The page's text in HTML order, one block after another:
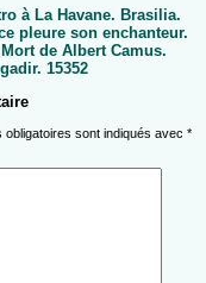
à La Havane. Brasilia.
pleure son enchanteur.
de Albert Camus.
15352
obligatoires sont indiqués avec *